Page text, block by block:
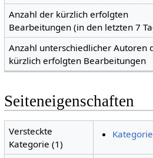
Anzahl der kürzlich erfolgten
Bearbeitungen (in den letzten 7
Anzahl unterschiedlicher Autoren
kürzlich erfolgten Bearbeitungen
Seiteneigenschaften
Versteckte
Kategorie (1)